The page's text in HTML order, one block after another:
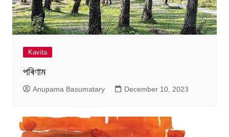
Kavita
পৰিণাম
Anupama Basumatary December 10, 2023